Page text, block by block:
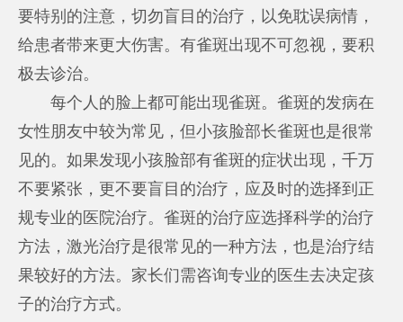
要特别的注意，切勿盲目的治疗，以免耽误病情，
给患者带来更大伤害。有雀斑出现不可忽视，要积
极去诊治。
每个人的脸上都可能出现雀斑。雀斑的发病在
女性朋友中较为常见，但小孩脸部长雀斑也是很常
见的。如果发现小孩脸部有雀斑的症状出现，千万
不要紧张，更不要盲目的治疗，应及时的选择到正
规专业的医院治疗。雀斑的治疗应选择科学的治疗
方法，激光治疗是很常见的一种方法，也是治疗结
果较好的方法。家长们需咨询专业的医生去决定孩
子的治疗方式。